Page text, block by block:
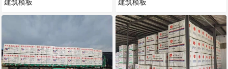
建筑模板 建筑模板